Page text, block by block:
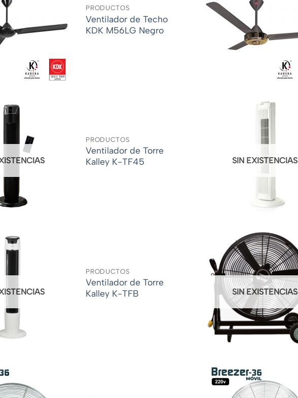
PRODUCTOS
Ventilador de Techo
KDK M56LG Negro
PRODUCTOS
Ventilador de Torre
Kalley K-TF45
SIN EXISTENCIAS
PRODUCTOS
Ventilador de Torre
Kalley K-TFB
SIN EXISTENCIAS